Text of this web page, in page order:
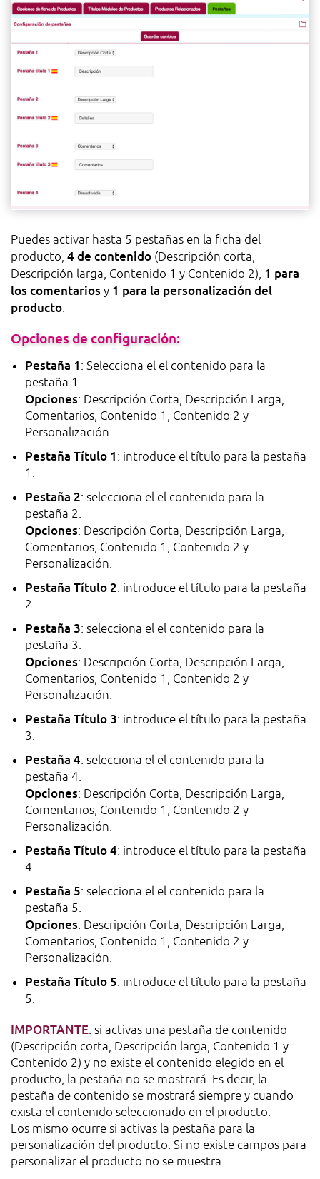
Puedes activar hasta 5 pestañas en la ficha del
producto, 4 de contenido (Descripción corta,
Descripción larga, Contenido 1 y Contenido 2), 1 para
los comentarios y 1 para la personalización del
producto.
Opciones de configuración:
Pestaña 1: Selecciona el el contenido para la
pestaña 1.
Opciones: Descripción Corta, Descripción Larga,
Comentarios, Contenido 1, Contenido 2 y
Personalización.
Pestaña Título 1: introduce el título para la pestaña
1.
Pestaña 2: selecciona el el contenido para la
pestaña 2.
Opciones: Descripción Corta, Descripción Larga,
Comentarios, Contenido 1, Contenido 2 y
Personalización.
Pestaña Título 2: introduce el título para la pestaña
2.
Pestaña 3: selecciona el el contenido para la
pestaña 3.
Opciones: Descripción Corta, Descripción Larga,
Comentarios, Contenido 1, Contenido 2 y
Personalización.
Pestaña Título 3: introduce el título para la pestaña
3.
Pestaña 4: selecciona el el contenido para la
pestaña 4.
Opciones: Descripción Corta, Descripción Larga,
Comentarios, Contenido 1, Contenido 2 y
Personalización.
Pestaña Título 4: introduce el título para la pestaña
4.
Pestaña 5: selecciona el el contenido para la
pestaña 5.
Opciones: Descripción Corta, Descripción Larga,
Comentarios, Contenido 1, Contenido 2 y
Personalización.
Pestaña Título 5: introduce el título para la pestaña
5.
IMPORTANTE: si activas una pestaña de contenido
(Descripción corta, Descripción larga, Contenido 1 y
Contenido 2) y no existe el contenido elegido en el
producto, la pestaña no se mostrará. Es decir, la
pestaña de contenido se mostrará siempre y cuando
exista el contenido seleccionado en el producto.
Los mismo ocurre si activas la pestaña para la
personalización del producto. Si no existe campos para
personalizar el producto no se muestra.